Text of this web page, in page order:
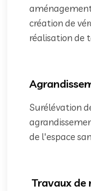
création de
réalisation de
Surélévation
de l'espace
Travaux